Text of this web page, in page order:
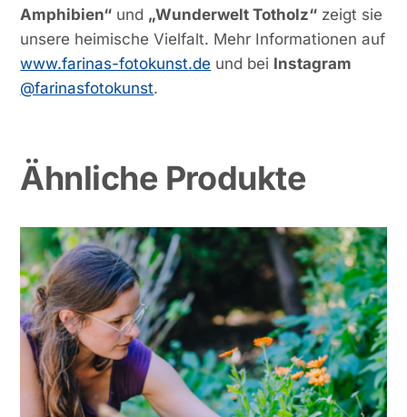
Amphibien“ und „Wunderwelt Totholz“ zeigt sie
unsere heimische Vielfalt. Mehr Informationen auf
www.farinas-fotokunst.de und bei Instagram
@farinasfotokunst.
Ähnliche Produkte